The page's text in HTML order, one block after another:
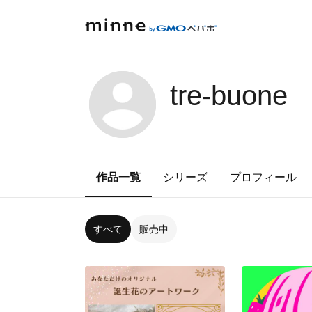
tre-buone
作品一覧 シリーズ プロフィール
すべて 販売中